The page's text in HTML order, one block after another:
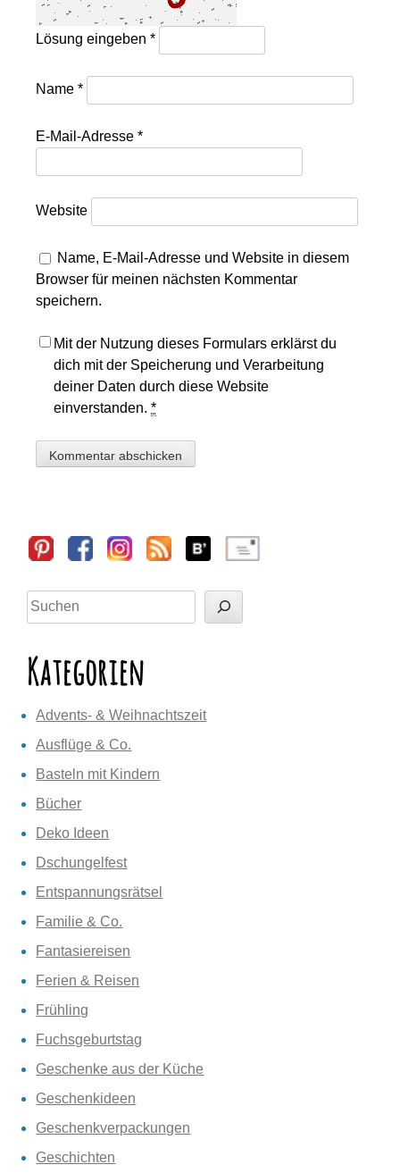
Lösung eingeben*
Name*
E-Mail-Adresse*
Website
Name, E-Mail-Adresse und Website in diesem
Browser für meinen nächsten Kommentar
speichern.
Mit der Nutzung dieses Formulars erklärst du
dich mit der Speicherung und Verarbeitung
deiner Daten durch diese Website
einverstanden.*
Sidebar
Suchen
Kategorien
Advents- & Weihnachtszeit
Ausflüge & Co.
Basteln mit Kindern
Bücher
Deko Ideen
Dschungelfest
Entspannungsrätsel
Familie & Co.
Fantasiereisen
Ferien & Reisen
Frühling
Fuchsgeburtstag
Geschenke aus der Küche
Geschenkideen
Geschenkverpackungen
Geschichten